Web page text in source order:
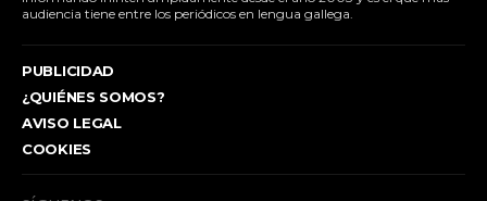
audiencia tiene entre los periódicos en lengua gallega.
PUBLICIDAD
¿QUIÉNES SOMOS?
AVISO LEGAL
COOKIES